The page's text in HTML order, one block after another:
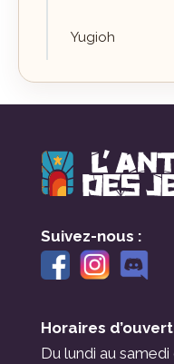
Yugioh
Suivez-nous :
Horaires
Du lundi au samedi